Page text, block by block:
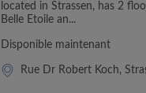
located in Strassen, has 2
Belle Etoile an...
Disponible maintenant
Rue Dr Robert Koch,